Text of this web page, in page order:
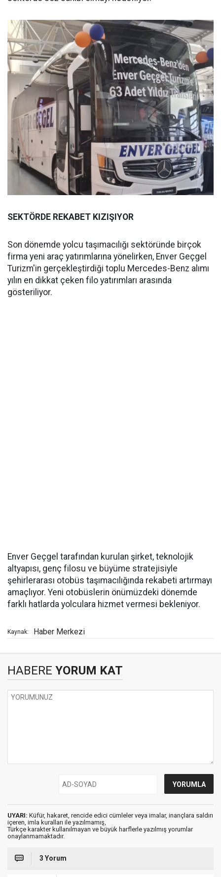
SEKTÖRDE REKABET KIZIŞIYOR
Son dönemde yolcu taşımacılığı sektöründe birçok
firma yeni araç yatırımlarına yönelirken, Enver Geçgel
Turizm'in gerçekleştirdiği toplu Mercedes-Benz alımı
yılın en dikkat çeken filo yatırımları arasında
gösteriliyor.
Enver Geçgel tarafından kurulan şirket, teknolojik
altyapısı, genç filosu ve büyüme stratejisiyle
şehirlerarası otobüs taşımacılığında rekabeti artırmayı
amaçlıyor. Yeni otobüslerin önümüzdeki dönemde
farklı hatlarda yolculara hizmet vermesi bekleniyor.
Kaynak: Haber Merkezi
HABERE YORUM KAT
UYARI: Küfür, hakaret, rencide edici cümleler veya imalar, inançlara saldırı
içeren, imla kuralları ile yazılmamış,
Türkçe karakter kullanılmayan ve büyük harflerle yazılmış yorumlar
onaylanmamaktadır.
3 Yorum